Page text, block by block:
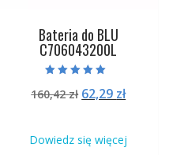
Bateria do BLU
C706043200L
5.00
na 5
160,42zł Pierwotna
160,42 zł.
62,29 zł
62,29
Dowiedz się więcej